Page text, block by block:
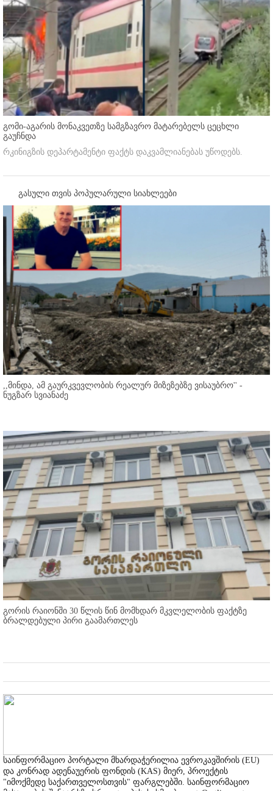
გომი-აგარის მონაკვეთზე სამგზავრო მატარებელს ცეცხლი
გაუჩნდა
რკინიგზის დეპარტამენტი ფაქტს დაკვამლიანებას უწოდებს.
გასული თვის პოპულარული სიახლეები
,,მინდა, ამ გაურკვევლობის რეალურ მიზეზებზე ვისაუბრო'' -
ნუგზარ სვიანაძე
გორის რაიონში 30 წლის წინ მომხდარ მკვლელობის ფაქტზე
ბრალდებული პირი გაამართლეს
საინფორმაციო პორტალი მხარდაჭერილია ევროკავშირის (EU)
და კონრად ადენაუერის ფონდის (KAS) მიერ, პროექტის
"იმოქმედე საქართველოსთვის" ფარგლებში. საინფორმაციო